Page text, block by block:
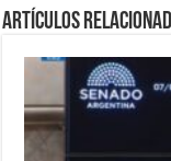
Artículos